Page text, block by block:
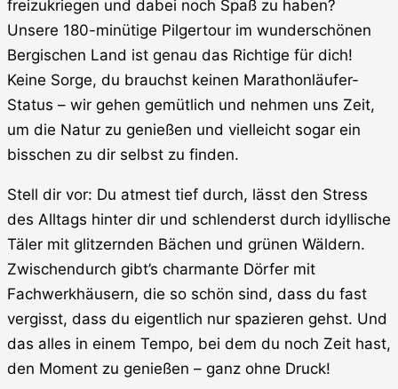
freizukriegen und dabei noch Spaß zu haben?
Unsere 180-minütige Pilgertour im wunderschönen
Bergischen Land ist genau das Richtige für dich!
Keine Sorge, du brauchst keinen Marathonläufer-
Status – wir gehen gemütlich und nehmen uns Zeit,
um die Natur zu genießen und vielleicht sogar ein
bisschen zu dir selbst zu finden.
Stell dir vor: Du atmest tief durch, lässt den Stress
des Alltags hinter dir und schlenderst durch idyllische
Täler mit glitzernden Bächen und grünen Wäldern.
Zwischendurch gibt’s charmante Dörfer mit
Fachwerkhäusern, die so schön sind, dass du fast
vergisst, dass du eigentlich nur spazieren gehst. Und
das alles in einem Tempo, bei dem du noch Zeit hast,
den Moment zu genießen – ganz ohne Druck!